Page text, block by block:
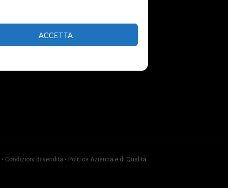
ACCETTA
• Condizioni di vendita • Politica Aziendale di Qualità